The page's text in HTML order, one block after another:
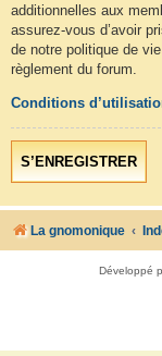
additionnelles aux
assurez-vous d’avoir
de notre politique de
règlement du forum.
Conditions
S’ENREGISTRER
La gnomonique
Développé